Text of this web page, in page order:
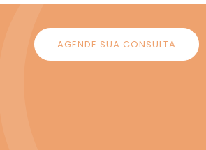
AGENDE SUA CONSULTA